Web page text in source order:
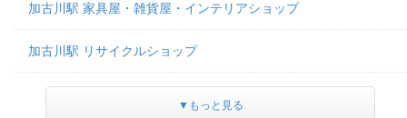
加古川駅 家具屋・雑貨屋・インテリアショップ
加古川駅 リサイクルショップ
▼もっと見る